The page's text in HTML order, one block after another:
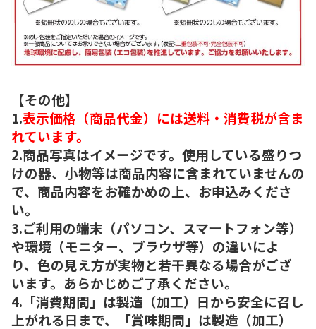
【その他】
1.表示価格（商品代金）には送料・消費税が含ま
れています。
2.商品写真はイメージです。使用している盛りつ
けの器、小物等は商品内容に含まれていませんの
で、商品内容をお確かめの上、お申込みくださ
い。
3.ご利用の端末（パソコン、スマートフォン等）
や環境（モニター、ブラウザ等）の違いによ
り、色の見え方が実物と若干異なる場合がござ
います。あらかじめご了承ください。
4.「消費期間」は製造（加工）日から安全に召し
上がれる日まで、「賞味期間」は製造（加工）